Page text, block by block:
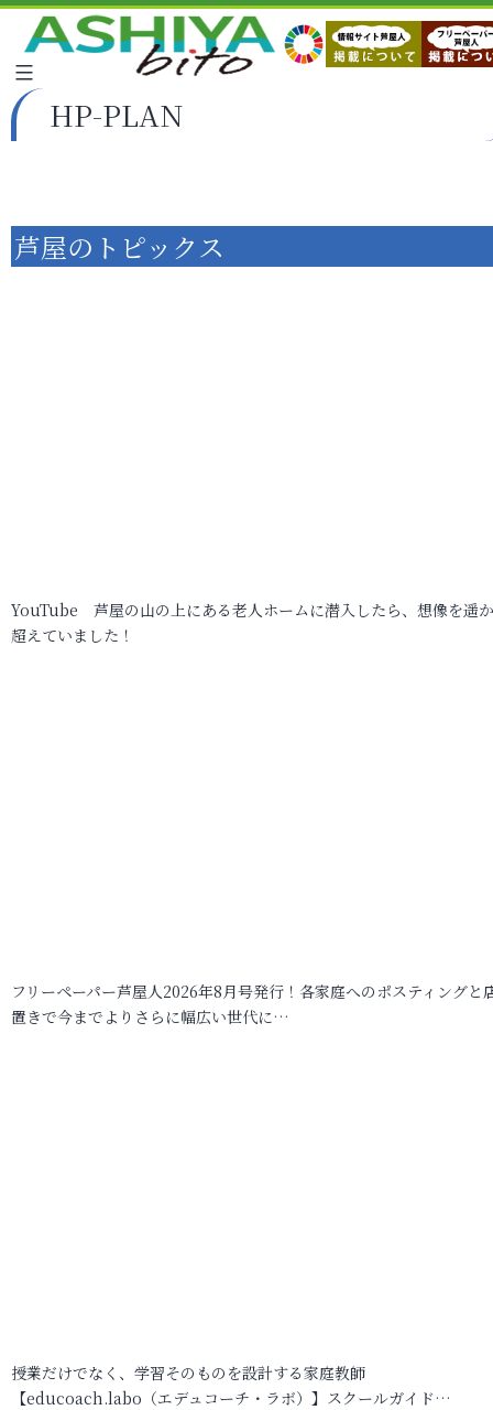
HP-PLAN
芦屋のトピックス
YouTube 芦屋の山の上にある老人ホームに潜入したら、想像を遥
超えていました！
フリーペーパー芦屋人2026年8月号発行！各家庭へのポスティングと
置きで今までよりさらに幅広い世代に…
授業だけでなく、学習そのものを設計する家庭教師
【educoach.labo（エデュコーチ・ラボ）】スクールガイド…